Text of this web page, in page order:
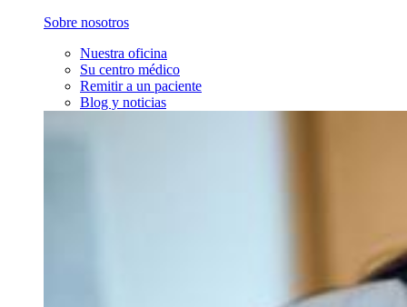
Sobre nosotros
Nuestra oficina
Su centro médico
Remitir a un paciente
Blog y noticias